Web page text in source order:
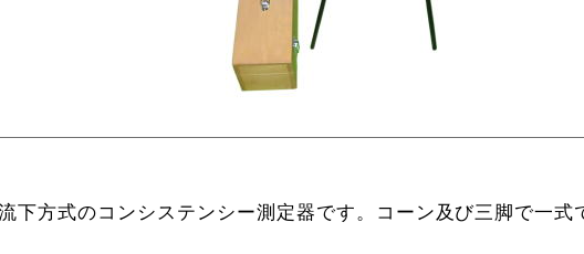
下方式のコンシステンシー測定器です。コーン及び三脚で一式